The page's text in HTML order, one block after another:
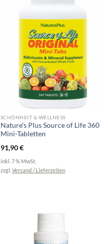
SCHÖNHEIT & WELLNESS
Nature’s Plus Source of Life 360
Mini-Tabletten
91,90€
inkl. 7 % MwSt.
zzgl. Versand / Lieferzeiten